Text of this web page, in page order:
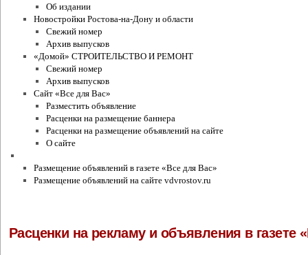
Об издании
Новостройки Ростова-на-Дону и области
Свежий номер
Архив выпусков
«Домой» СТРОИТЕЛЬСТВО И РЕМОНТ
Свежий номер
Архив выпусков
Сайт «Все для Вас»
Разместить объявление
Расценки на размещение баннера
Расценки на размещение объявлений на сайте
О сайте
Размещение объявлений в газете «Все для Вас»
Размещение объявлений на сайте vdvrostov.ru
Расценки на рекламу и объявления в газете